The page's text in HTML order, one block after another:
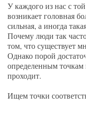
У каждого из нас с
возникает головная
сильная, а иногда
Почему люди так
том, что существует
Однако порой
определенным точкам
проходит.
Ищем точки